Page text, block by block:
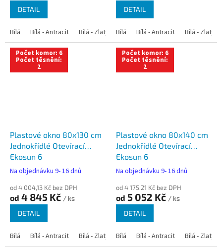
DETAIL
Bílá Bílá - Antracit Bílá - Zlatý dub Bílá - Tmavý dub Bílá -
DETAIL
Bílá Bílá - Antracit Bílá - Zlatý
Počet komor: 6
Počet těsnění:
2
Plastové okno 80x130 cm
Jednokřídlé Otevírací
Ekosun 6
Na objednávku 9- 16 dnů
od 4 004,13 Kč bez DPH
od 4 845 Kč / ks
DETAIL
Bílá Bílá - Antracit Bílá - Zlatý dub Bílá - Tmavý dub Bílá -
Počet komor: 6
Počet těsnění:
2
Plastové okno 80x140 cm
Jednokřídlé Otevírací
Ekosun 6
Na objednávku 9- 16 dnů
od 4 175,21 Kč bez DPH
od 5 052 Kč / ks
DETAIL
Bílá Bílá - Antracit Bílá - Zlatý